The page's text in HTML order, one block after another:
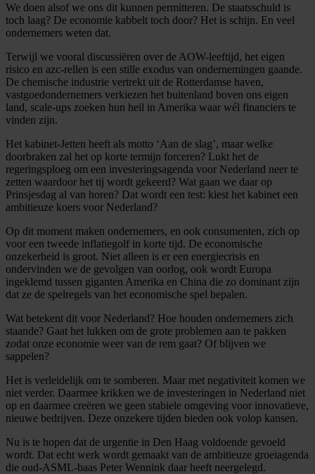
We doen alsof we ons dit kunnen permitteren. De staatsschuld is
toch laag? De economie kabbelt toch door? Het is schijn. En veel
ondernemers weten dat.
Terwijl we vooral discussiëren over de AOW-leeftijd, het eigen
risico en azc-rellen is een stille exodus van ondernemingen gaande.
De chemische industrie vertrekt uit de Rotterdamse haven,
vastgoedondernemers verkiezen het buitenland boven ons eigen
land, scale-ups zoeken hun heil in Amerika waar wél financiers te
vinden zijn.
Het kabinet-Jetten heeft als motto ‘Aan de slag’, maar welke
doorbraken zal het op korte termijn forceren? Lukt het de
regeringsploeg om een investeringsagenda voor Nederland neer te
zetten waardoor het tij wordt gekeerd? Wat gaan we daar op
Prinsjesdag al van horen? Dat wordt een test: kiest het kabinet een
ambitieuze koers voor Nederland?
Op dit moment maken ondernemers, en ook consumenten, zich op
voor een tweede inflatiegolf in korte tijd. De economische
onzekerheid is groot. Niet alleen is er een energiecrisis en
ondervinden we de gevolgen van oorlog, ook wordt Europa
ingeklemd tussen giganten Amerika en China die zo dominant zijn
dat ze de spelregels van het economische spel bepalen.
Wat betekent dit voor Nederland? Hoe houden ondernemers zich
staande? Gaat het lukken om de grote problemen aan te pakken
zodat onze economie weer van de rem gaat? Of blijven we
sappelen?
Het is verleidelijk om te somberen. Maar met negativiteit komen we
niet verder. Daarmee krikken we de investeringen in Nederland niet
op en daarmee creëren we geen stabiele omgeving voor innovatieve,
nieuwe bedrijven. Deze onzekere tijden bieden ook volop kansen.
Nu is te hopen dat de urgentie in Den Haag voldoende gevoeld
wordt. Dat echt werk wordt gemaakt van de ambitieuze groeiagenda
die oud-ASML-baas Peter Wennink daar heeft neergelegd.